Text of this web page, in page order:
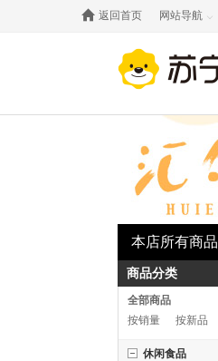
 返回首页 网站导航 
本店所有商品
商品分类
全部商品
按销量
按新品
休闲食品